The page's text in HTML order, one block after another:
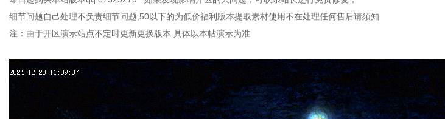
细节问题自己处理不负责细节问题,50以下的为低价福利版本提取素材使用不在处理任何售后请须知
注：由于开区演示站点不定时更新更换版本 具体以本帖演示为准